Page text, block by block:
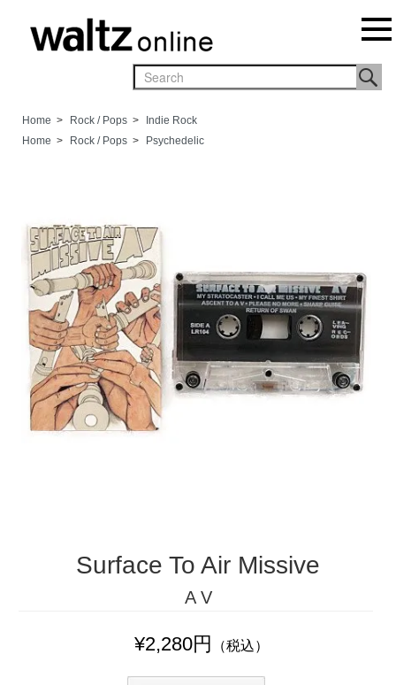
Home > Rock / Pops >
Indie Rock
Home > Rock / Pops > Psychedelic
Surface To Air Missive
A V
¥2,280円 （税込）